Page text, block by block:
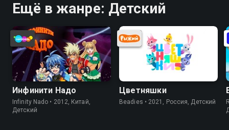
Ещё в жанре: Детский
Инфинити Надо
Infinity Nado • 2012, Китай,
Детский
Цветняшки
Beadies • 2021, Россия, Детский